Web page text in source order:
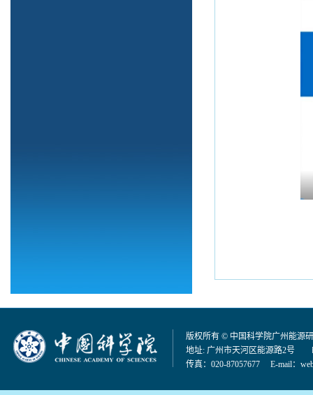
版权所有 © 中国科学院广州能源
地址: 广州市天河区能源路2号
传真：020-87057677 E-mail：